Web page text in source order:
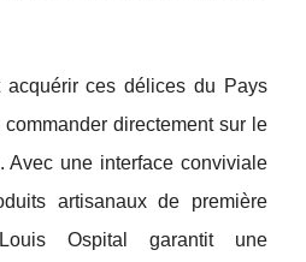
acquérir ces délices du Pays
directement sur le
Avec une interface conviviale
artisanaux de première
Ospital garantit une